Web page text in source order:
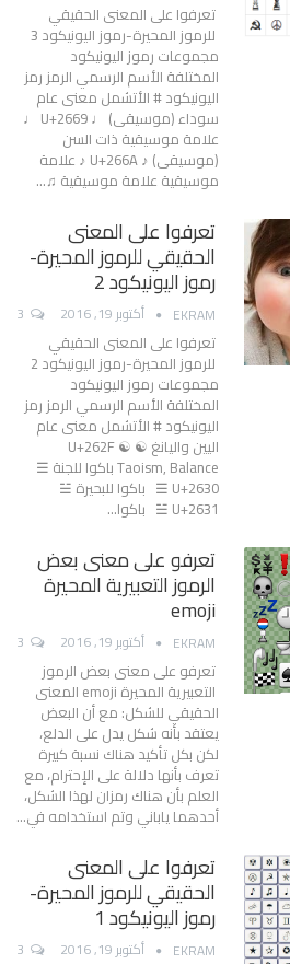
تعرفوا على المعنى الحقيقي
للرموز المحيرة-رموز اليونيكود 3
مجموعات رموز اليونيكود
المختلفة الأسم الرسمي الرمز رمز
اليونيكود # الأتشمل معنى عام
سوداء (موسيقى) ♩ U+2669 ♩
علامة موسيقية ذات السن
(موسيقى) ♪ U+266A ♪ علامة
موسيقية علامة موسيقية ♫…
تعرفوا على المعنى
الحقيقي للرموز المحيرة-
رموز اليونيكود 2
EKRAM أكتوبر 19, 2016
تعرفوا على المعنى الحقيقي
للرموز المحيرة-رموز اليونيكود 2
مجموعات رموز اليونيكود
المختلفة الأسم الرسمي الرمز رمز
اليونيكود # الأتشمل معنى عام
اليين واليانغ ☯ U+262F ☯
Taoism, Balance باكوا للجنة ☰
U+2630 ☰ باكوا للبحيرة ☱
U+2631 ☱ باكوا…
تعرفو على معنى بعض
الرموز التعبيرية المحيرة
emoji
EKRAM أكتوبر 19, 2016
تعرفو على معنى بعض الرموز
التعبيرية المحيرة emoji المعنى
الحقيقي للشكل: مع أن البعض
يعتقد بأنه شكل يدل على الدلع،
لكن بكل تأكيد هناك نسبة كبيرة
تعرف بأنها دلالة على الإحترام، مع
العلم بأن هناك رمزان لهذا الشكل،
أحدهما ياباني وتم استخدامه في…
تعرفوا على المعنى
الحقيقي للرموز المحيرة-
رموز اليونيكود 1
EKRAM أكتوبر 19, 2016